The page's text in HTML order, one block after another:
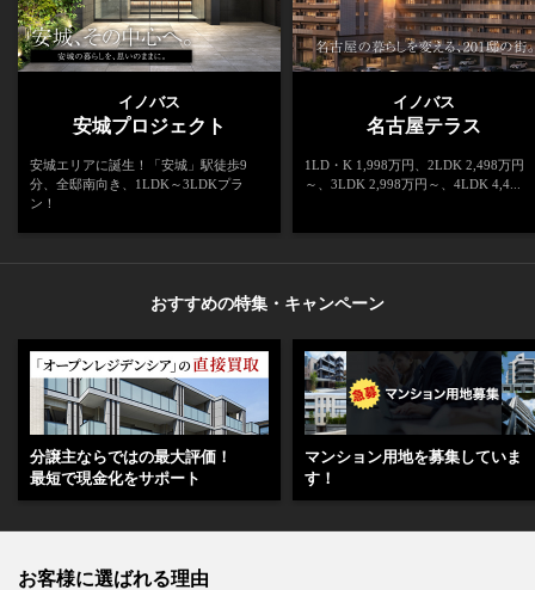
イノバス
安城プロジェクト
安城エリアに誕生！「安城」駅徒歩9
分、全邸南向き、1LDK～3LDKプラ
ン！
イノバス
名古屋テラス
1LD・K 1,998万円、2LDK 2,498万円
～、3LDK 2,998万円～、4LDK 4,4...
おすすめの特集・キャンペーン
分譲主ならではの最大評価！
最短で現金化をサポート
マンション用地を募集していま
す！
お客様に選ばれる理由